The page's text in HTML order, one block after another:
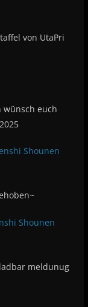
von UtaPri
wünsch euch
2025
Shounen
Shounen
meldunug